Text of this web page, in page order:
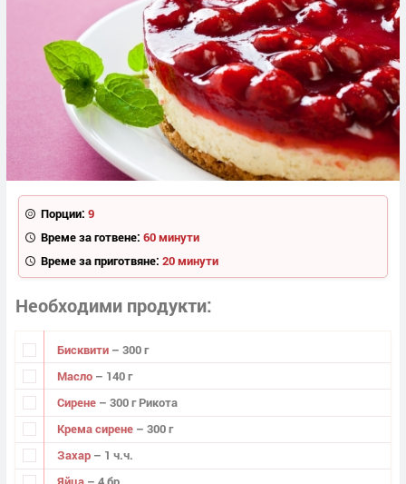
Порции: 9
Време за готвене: 60 минути
Време за приготвяне: 20 минути
Необходими продукти
Бисквити – 300 г
Масло – 140 г
Сирене – 300 г Рикота
Крема сирене – 300 г
Захар – 1 ч.ч.